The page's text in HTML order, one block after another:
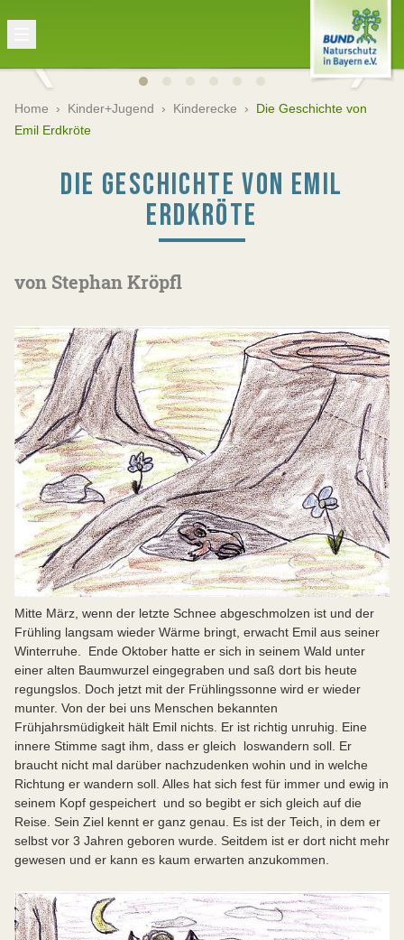
Home › Kinder+Jugend › Kinderecke › Die Geschichte von
Emil Erdkröte
DIE GESCHICHTE VON EMIL
ERDKRÖTE
von Stephan Kröpfl
Mitte März, wenn der letzte Schnee abgeschmolzen ist und der
Frühling langsam wieder Wärme bringt, erwacht Emil aus seiner
Winterruhe. Ende Oktober hatte er sich in seinem Wald unter
einer alten Baumwurzel eingegraben und saß dort bis heute
regungslos. Doch jetzt mit der Frühlingssonne wird er wieder
munter. Von der bei uns Menschen bekannten
Frühjahrsmüdigkeit hält Emil nichts. Er ist richtig unruhig. Eine
innere Stimme sagt ihm, dass er gleich loswandern soll. Er
braucht nicht mal darüber nachzudenken wohin und in welche
Richtung er wandern soll. Alles hat sich fest für immer und ewig in
seinem Kopf gespeichert und so begibt er sich gleich auf die
Reise. Sein Ziel kennt er ganz genau. Es ist der Teich, in dem er
selbst vor 3 Jahren geboren wurde. Seitdem ist er dort nicht mehr
gewesen und er kann es kaum erwarten anzukommen.